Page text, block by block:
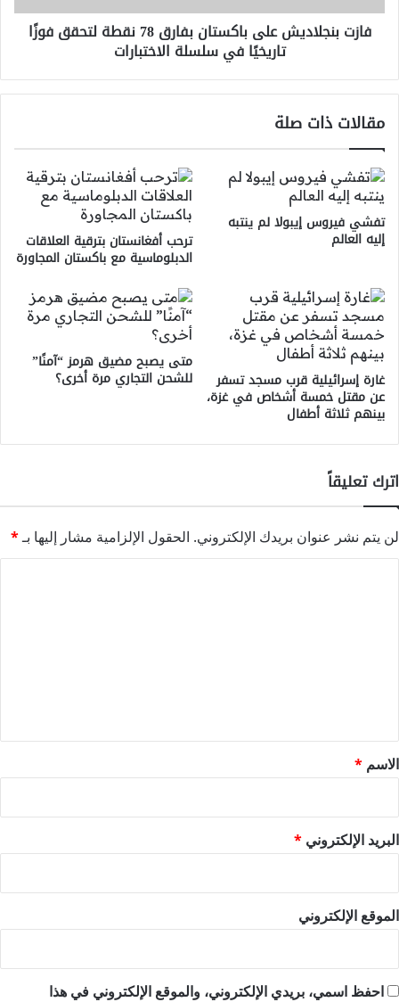
فوزًا
تاريخيًا
الاختبارات
فازت بنجلاديش على باكستان بفارق 78 نقطة لتحقق فوزًا
تاريخيًا في سلسلة الاختبارات
مقالات ذات صلة
تفشي فيروس إيبولا لم ينتبه
إليه العالم ترحب أفغانستان بترقية العلاقات
الدبلوماسية مع باكستان المجاورة
غارة إسرائيلية قرب مسجد تسفر
عن مقتل خمسة أشخاص في غزة،
بينهم ثلاثة أطفال
متى يصبح مضيق هرمز “آمنًا”
للشحن التجاري مرة أخرى؟
اترك تعليقاً
لن يتم نشر عنوان بريدك الإلكتروني. الحقول الإلزامية مشار إليها بـ*
*
الاسم *
البريد الإلكتروني *
الموقع الإلكتروني
احفظ اسمي، بريدي الإلكتروني، والموقع الإلكتروني في هذا